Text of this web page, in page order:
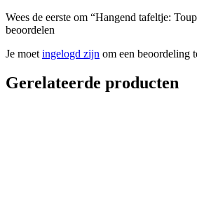
Wees de eerste om “Hangend tafeltje:
beoordelen
Je moet ingelogd zijn om een beoordeling
Gerelateerde producten